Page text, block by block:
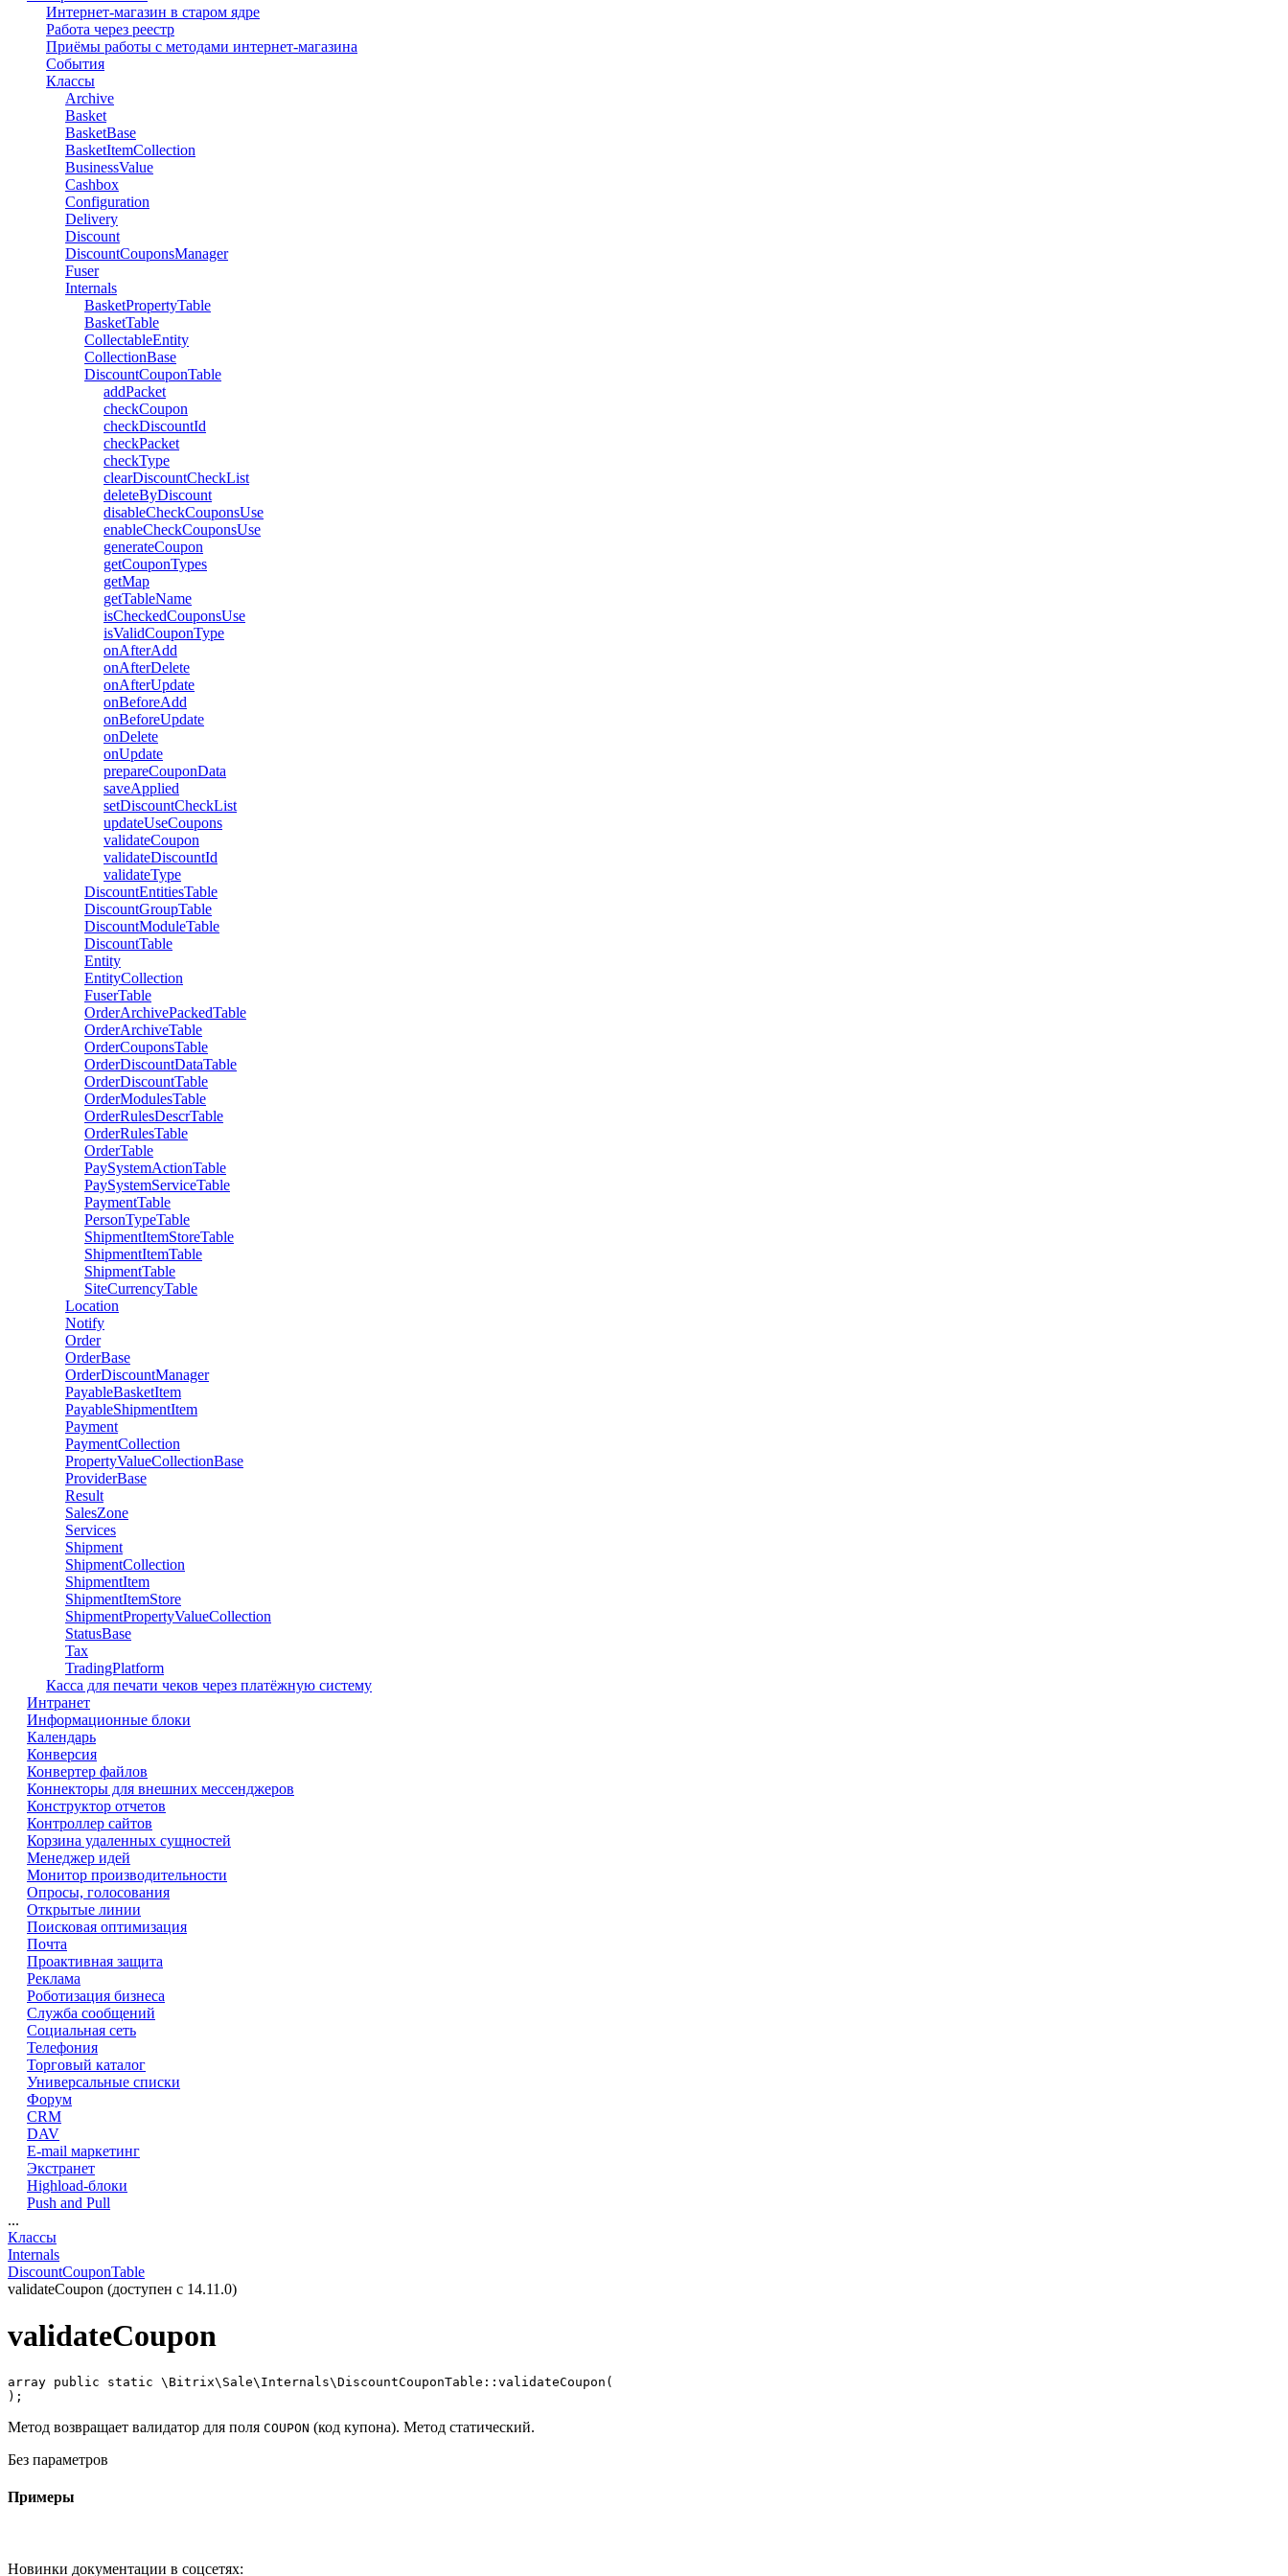
Интернет-магазин в старом ядре
Работа через реестр
Приёмы работы с методами интернет-магазина
События
Классы
Archive
Basket
BasketBase
BasketItemCollection
BusinessValue
Cashbox
Configuration
Delivery
Discount
DiscountCouponsManager
Fuser
Internals
BasketPropertyTable
BasketTable
CollectableEntity
CollectionBase
DiscountCouponTable
addPacket
checkCoupon
checkDiscountId
checkPacket
checkType
clearDiscountCheckList
deleteByDiscount
disableCheckCouponsUse
enableCheckCouponsUse
generateCoupon
getCouponTypes
getMap
getTableName
isCheckedCouponsUse
isValidCouponType
onAfterAdd
onAfterDelete
onAfterUpdate
onBeforeAdd
onBeforeUpdate
onDelete
onUpdate
prepareCouponData
saveApplied
setDiscountCheckList
updateUseCoupons
validateCoupon
validateDiscountId
validateType
DiscountEntitiesTable
DiscountGroupTable
DiscountModuleTable
DiscountTable
Entity
EntityCollection
FuserTable
OrderArchivePackedTable
OrderArchiveTable
OrderCouponsTable
OrderDiscountDataTable
OrderDiscountTable
OrderModulesTable
OrderRulesDescrTable
OrderRulesTable
OrderTable
PaySystemActionTable
PaySystemServiceTable
PaymentTable
PersonTypeTable
ShipmentItemStoreTable
ShipmentItemTable
ShipmentTable
SiteCurrencyTable
Location
Notify
Order
OrderBase
OrderDiscountManager
PayableBasketItem
PayableShipmentItem
Payment
PaymentCollection
PropertyValueCollectionBase
ProviderBase
Result
SalesZone
Services
Shipment
ShipmentCollection
ShipmentItem
ShipmentItemStore
ShipmentPropertyValueCollection
StatusBase
Tax
TradingPlatform
Касса для печати чеков через платёжную систему
Интранет
Информационные блоки
Календарь
Конверсия
Конвертер файлов
Коннекторы для внешних мессенджеров
Конструктор отчетов
Контроллер сайтов
Корзина удаленных сущностей
Менеджер идей
Монитор производительности
Опросы, голосования
Открытые линии
Поисковая оптимизация
Почта
Проактивная защита
Реклама
Роботизация бизнеса
Служба сообщений
Социальная сеть
Телефония
Торговый каталог
Универсальные списки
Форум
CRM
DAV
E-mail маркетинг
Экстранет
Highload-блоки
Push and Pull
...
Классы
Internals
DiscountCouponTable
validateCoupon (доступен с 14.11.0)
validateCoupon
array public static \Bitrix\Sale\Internals\DiscountCouponTable::validateCoupon(
);
Метод возвращает валидатор для поля COUPON (код купона). Метод статический.
Без параметров
Примеры
Новинки документации в соцсетях: